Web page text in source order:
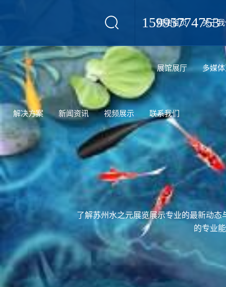
15995774753
网站首页 关于
展馆展厅 多媒
解决方案 新闻资讯 视频展示 联系我们
了解苏州水之元展览展示专业的最新动
的专业